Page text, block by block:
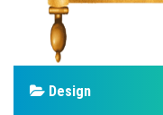
Design